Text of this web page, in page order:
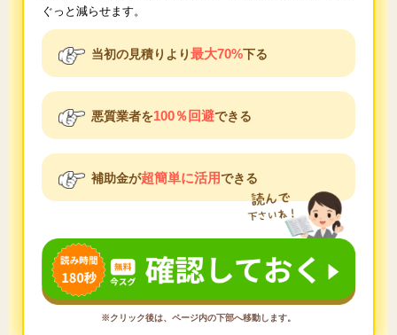
ぐっと減らせます。
当初の見積りより最大70%下る
悪質業者を100％回避できる
補助金が超簡単に活用できる
※クリック後は、ページ内の下部へ移動します。